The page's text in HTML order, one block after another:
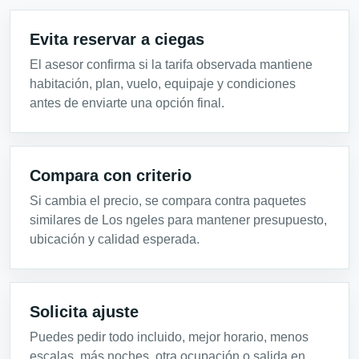
Evita reservar a ciegas
El asesor confirma si la tarifa observada mantiene
habitación, plan, vuelo, equipaje y condiciones
antes de enviarte una opción final.
Compara con criterio
Si cambia el precio, se compara contra paquetes
similares de Los ngeles para mantener presupuesto,
ubicación y calidad esperada.
Solicita ajuste
Puedes pedir todo incluido, mejor horario, menos
escalas, más noches, otra ocupación o salida en